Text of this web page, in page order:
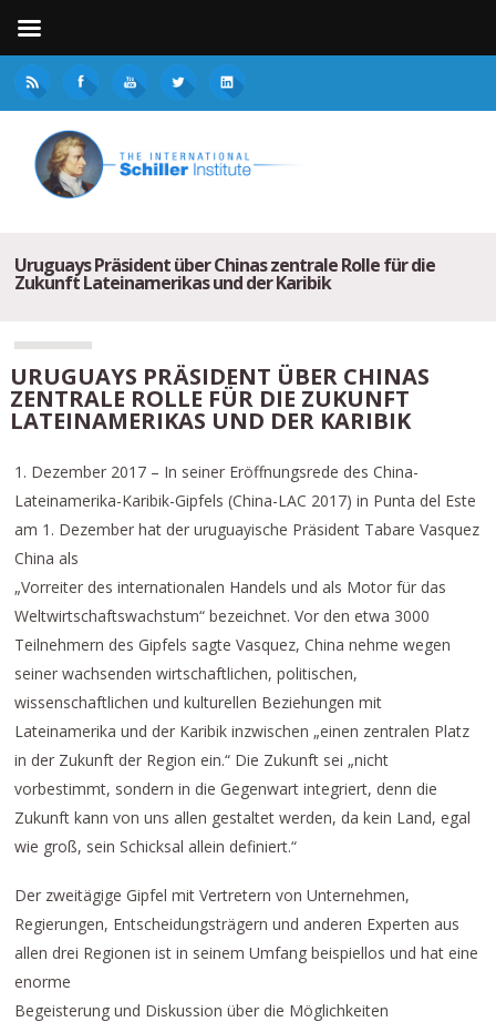
Uruguays Präsident über Chinas zentrale Rolle für die
Zukunft Lateinamerikas und der Karibik
URUGUAYS PRÄSIDENT ÜBER CHINAS
ZENTRALE ROLLE FÜR DIE ZUKUNFT
LATEINAMERIKAS UND DER KARIBIK
1. Dezember 2017 – In seiner Eröffnungsrede des China-
Lateinamerika-Karibik-Gipfels (China-LAC 2017) in Punta del Este
am 1. Dezember hat der uruguayische Präsident Tabare Vasquez
China als
„Vorreiter des internationalen Handels und als Motor für das
Weltwirtschaftswachstum“ bezeichnet. Vor den etwa 3000
Teilnehmern des Gipfels sagte Vasquez, China nehme wegen
seiner wachsenden wirtschaftlichen, politischen,
wissenschaftlichen und kulturellen Beziehungen mit
Lateinamerika und der Karibik inzwischen „einen zentralen Platz
in der Zukunft der Region ein.“ Die Zukunft sei „nicht
vorbestimmt, sondern in die Gegenwart integriert, denn die
Zukunft kann von uns allen gestaltet werden, da kein Land, egal
wie groß, sein Schicksal allein definiert.“
Der zweitägige Gipfel mit Vertretern von Unternehmen,
Regierungen, Entscheidungsträgern und anderen Experten aus
allen drei Regionen ist in seinem Umfang beispiellos und hat eine
enorme
Begeisterung und Diskussion über die Möglichkeiten